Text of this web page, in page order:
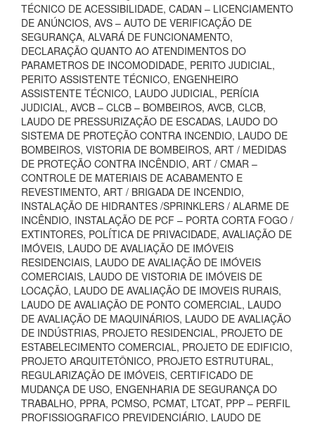
TÉCNICO DE ACESSIBILIDADE, CADAN – LICENCIAMENTO
DE ANÚNCIOS, AVS – AUTO DE VERIFICAÇÃO DE
SEGURANÇA, ALVARÁ DE FUNCIONAMENTO,
DECLARAÇÃO QUANTO AO ATENDIMENTOS DO
PARAMETROS DE INCOMODIDADE, PERITO JUDICIAL,
PERITO ASSISTENTE TÉCNICO, ENGENHEIRO
ASSISTENTE TÉCNICO, LAUDO JUDICIAL, PERÍCIA
JUDICIAL, AVCB – CLCB – BOMBEIROS, AVCB, CLCB,
LAUDO DE PRESSURIZAÇÃO DE ESCADAS, LAUDO DO
SISTEMA DE PROTEÇÃO CONTRA INCENDIO, LAUDO DE
BOMBEIROS, VISTORIA DE BOMBEIROS, ART / MEDIDAS
DE PROTEÇÃO CONTRA INCÊNDIO, ART / CMAR –
CONTROLE DE MATERIAIS DE ACABAMENTO E
REVESTIMENTO, ART / BRIGADA DE INCENDIO,
INSTALAÇÃO DE HIDRANTES /SPRINKLERS / ALARME DE
INCÊNDIO, INSTALAÇÃO DE PCF – PORTA CORTA FOGO /
EXTINTORES, POLÍTICA DE PRIVACIDADE, AVALIAÇÃO DE
IMÓVEIS, LAUDO DE AVALIAÇÃO DE IMÓVEIS
RESIDENCIAIS, LAUDO DE AVALIAÇÃO DE IMÓVEIS
COMERCIAIS, LAUDO DE VISTORIA DE IMÓVEIS DE
LOCAÇÃO, LAUDO DE AVALIAÇÃO DE IMOVEIS RURAIS,
LAUDO DE AVALIAÇÃO DE PONTO COMERCIAL, LAUDO
DE AVALIAÇÃO DE MAQUINÁRIOS, LAUDO DE AVALIAÇÃO
DE INDÚSTRIAS, PROJETO RESIDENCIAL, PROJETO DE
ESTABELECIMENTO COMERCIAL, PROJETO DE EDIFICIO,
PROJETO ARQUITETÔNICO, PROJETO ESTRUTURAL,
REGULARIZAÇÃO DE IMÓVEIS, CERTIFICADO DE
MUDANÇA DE USO, ENGENHARIA DE SEGURANÇA DO
TRABALHO, PPRA, PCMSO, PCMAT, LTCAT, PPP – PERFIL
PROFISSIOGRAFICO PREVIDENCIÁRIO, LAUDO DE